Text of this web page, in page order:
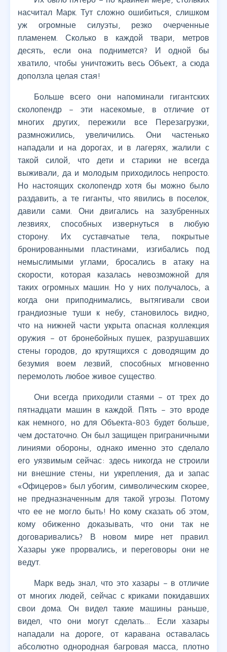
насчитал Марк. Тут сложно ошибиться, слишком
уж огромные силуэты, резко очерченные
пламенем. Сколько в каждой твари, метров
десять, если она поднимется? И одной бы
хватило, чтобы уничтожить весь Объект, а сюда
доползла целая стая!
Больше всего они напоминали гигантских
сколопендр – эти насекомые, в отличие от
многих других, пережили все Перезагрузки,
размножились, увеличились. Они частенько
нападали и на дорогах, и в лагерях, жалили с
такой силой, что дети и старики не всегда
выживали, да и молодым приходилось непросто.
Но настоящих сколопендр хотя бы можно было
раздавить, а те гиганты, что явились в поселок,
давили сами. Они двигались на зазубренных
лезвиях, способных извернуться в любую
сторону. Их суставчатые тела, покрытые
бронированными пластинами, изгибались под
немыслимыми углами, бросались в атаку на
скорости, которая казалась невозможной для
таких огромных машин. Но у них получалось, а
когда они приподнимались, вытягивали свои
грандиозные туши к небу, становилось видно,
что на нижней части укрыта опасная коллекция
оружия – от бронебойных пушек, разрушавших
стены городов, до крутящихся с доводящим до
безумия воем лезвий, способных мгновенно
перемолоть любое живое существо.
Они всегда приходили стаями – от трех до
пятнадцати машин в каждой. Пять – это вроде
как немного, но для Объекта-803 будет больше,
чем достаточно. Он был защищен приграничными
линиями обороны, однако именно это сделало
его уязвимым сейчас: здесь никогда не строили
ни внешние стены, ни укрепления, да и запас
«Офицеров» был убогим, символическим скорее,
не предназначенным для такой угрозы. Потому
что ее не могло быть! Но кому сказать об этом,
кому обиженно доказывать, что они так не
договаривались? В новом мире нет правил.
Хазары уже прорвались, и переговоры они не
ведут.
Марк ведь знал, что это хазары – в отличие
от многих людей, сейчас с криками покидавших
свои дома. Он видел такие машины раньше,
видел, что они могут сделать… Если хазары
нападали на дороге, от каравана оставалась
абсолютно однородная багровая масса, плотно